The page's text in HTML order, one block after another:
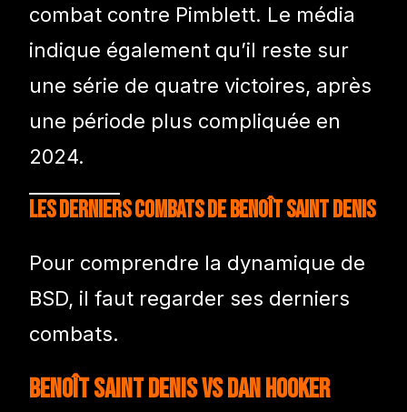
combat contre Pimblett. Le média
indique également qu’il reste sur
une série de quatre victoires, après
une période plus compliquée en
2024.
Les derniers combats de Benoît Saint Denis
Pour comprendre la dynamique de
BSD, il faut regarder ses derniers
combats.
Benoît Saint Denis vs Dan Hooker